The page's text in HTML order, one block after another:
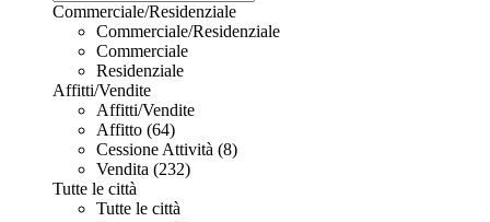
Commerciale/Residenziale
Commerciale/Residenziale
Commerciale
Residenziale
Affitti/Vendite
Affitti/Vendite
Affitto (64)
Cessione Attività (8)
Vendita (232)
Tutte le città
Tutte le città